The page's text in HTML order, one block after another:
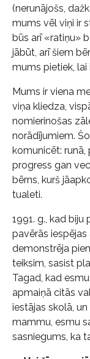
(nerunājošs,
mums vēl viņi ir
būs arī «ratiņu»
jābūt, arī šiem
mums pietiek,
Mums ir viena
viņa kliedza,
nomierinošas
norādījumiem.
komunicēt: runā,
progress gan
bērns, kurš
tualeti.
1991. g., kad
pavērās
demonstrēja
teiksim, sasist
Tagad, kad
apmaiņā citās
iestājas skolā,
mammu, esmu
sasniegums, ka